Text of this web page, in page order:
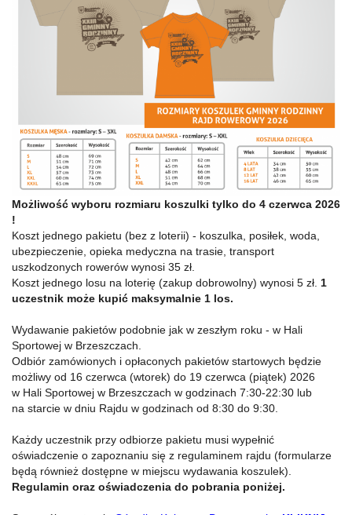
Możliwość wyboru rozmiaru koszulki tylko do 4 czerwca 2026
!
Koszt jednego pakietu (bez z loterii) - koszulka, posiłek, woda,
ubezpieczenie, opieka medyczna na trasie, transport
uszkodzonych rowerów wynosi 35 zł.
Koszt jednego losu na loterię (zakup dobrowolny) wynosi 5 zł. 1
uczestnik może kupić maksymalnie 1 los.
Wydawanie pakietów podobnie jak w zeszłym roku - w Hali
Sportowej w Brzeszczach.
Odbiór zamówionych i opłaconych pakietów startowych będzie
możliwy od 16 czerwca (wtorek) do 19 czerwca (piątek) 2026
w Hali Sportowej w Brzeszczach w godzinach 7:30-22:30 lub
na starcie w dniu Rajdu w godzinach od 8:30 do 9:30.
Każdy uczestnik przy odbiorze pakietu musi wypełnić
oświadczenie o zapoznaniu się z regulaminem rajdu (formularze
będą również dostępne w miejscu wydawania koszulek).
Regulamin oraz oświadczenia do pobrania poniżej.